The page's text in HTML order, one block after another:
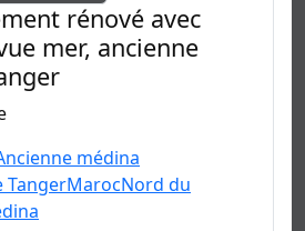
rénové avec
mer, ancienne
médina
TangerMarocNord du